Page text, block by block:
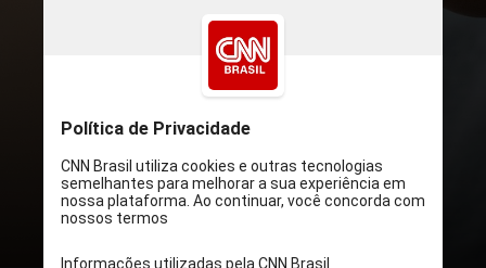
especializada em soluções de “Buy
now, pay later” (“Compre agora,
pague depois”, em tradução livre)